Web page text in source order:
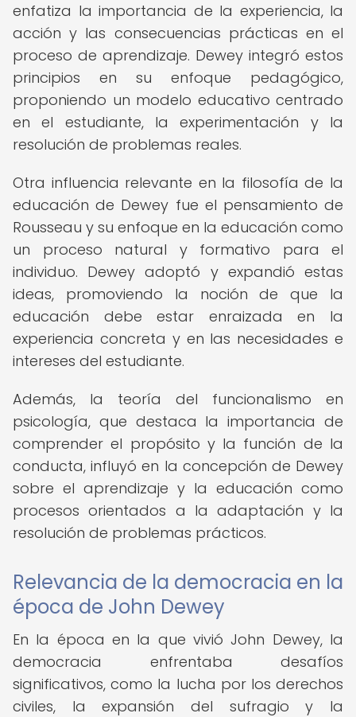
enfatiza la importancia de la experiencia, la
acción y las consecuencias prácticas en el
proceso de aprendizaje. Dewey integró estos
principios en su enfoque pedagógico,
proponiendo un modelo educativo centrado
en el estudiante, la experimentación y la
resolución de problemas reales.
Otra influencia relevante en la filosofía de la
educación de Dewey fue el pensamiento de
Rousseau y su enfoque en la educación como
un proceso natural y formativo para el
individuo. Dewey adoptó y expandió estas
ideas, promoviendo la noción de que la
educación debe estar enraizada en la
experiencia concreta y en las necesidades e
intereses del estudiante.
Además, la teoría del funcionalismo en
psicología, que destaca la importancia de
comprender el propósito y la función de la
conducta, influyó en la concepción de Dewey
sobre el aprendizaje y la educación como
procesos orientados a la adaptación y la
resolución de problemas prácticos.
Relevancia de la democracia en la
época de John Dewey
En la época en la que vivió John Dewey, la
democracia enfrentaba desafíos
significativos, como la lucha por los derechos
civiles, la expansión del sufragio y la